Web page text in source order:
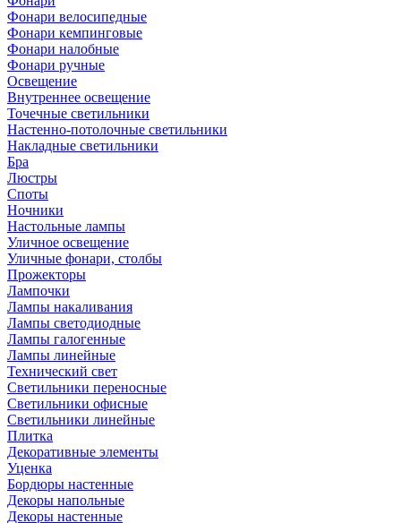
Фонари велосипедные
Фонари кемпинговые
Фонари налобные
Фонари ручные
Освещение
Внутреннее освещение
Точечные светильники
Настенно-потолочные светильники
Накладные светильники
Бра
Люстры
Споты
Ночники
Настольные лампы
Уличное освещение
Уличные фонари, столбы
Прожекторы
Лампочки
Лампы накаливания
Лампы светодиодные
Лампы галогенные
Лампы линейные
Технический свет
Светильники переносные
Светильники офисные
Светильники линейные
Плитка
Декоративные элементы
Уценка
Бордюры настенные
Декоры напольные
Декоры настенные